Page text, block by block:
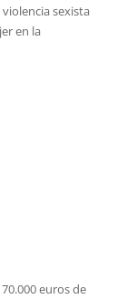
sexista
en la
euros de